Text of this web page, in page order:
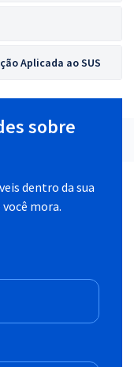
Aplicada ao SUS
sobre
dentro da sua
mora.